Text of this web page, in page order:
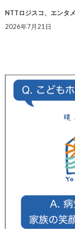
NTTロジスコ、エンタ
2026年7月21日